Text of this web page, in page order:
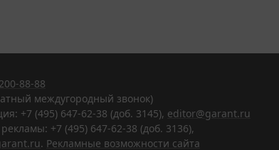
88-88
междугородный звонок)
+7 (495) 647-62-38 (доб. 3145), editor@garant.ru
+7 (495) 647-62-38 (доб. 3136),
. Рекламные возможности сайта